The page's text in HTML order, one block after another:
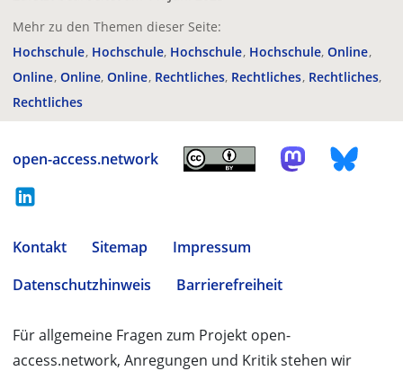
Mehr zu den Themen dieser Seite:
Hochschule Hochschule Hochschule Hochschule Online
Online Online Online Rechtliches Rechtliches Rechtliches
Rechtliches
open-access.network
Kontakt Sitemap
Impressum
Datenschutzhinweis
Barrierefreiheit
Für allgemeine Fragen zum Projekt open-
access.network, Anregungen und Kritik stehen wir